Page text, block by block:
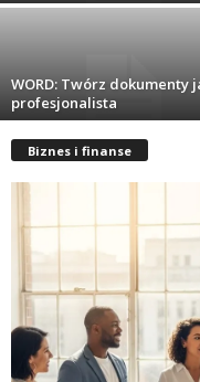
WORD: Twórz dokumenty
profesjonalista
Biznes i finanse